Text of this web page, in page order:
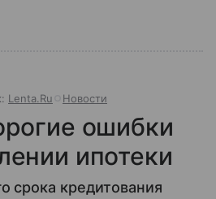
Lenta.Ru Новости
ошибки
ипотеки
срока кредитования